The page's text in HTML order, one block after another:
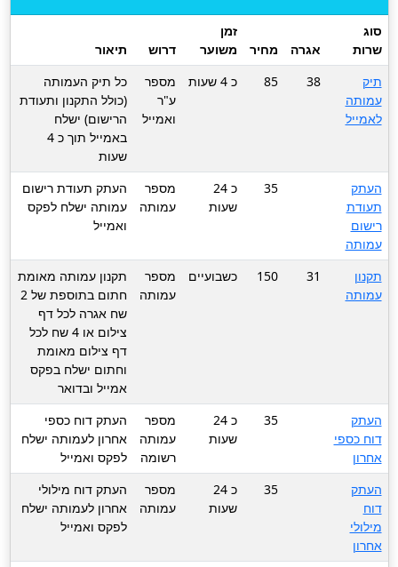
סוג
שרות
אגרה מחיר
זמן
משוער
דרוש
תיאור
תיק
עמותה
לאמייל
38
85 כ 4 שעות
מספר
ע"ר
ואמייל
כל תיק העמותה
(כולל התקנון ותעודת
הרישום) ישלח
באמייל תוך כ 4
שעות
העתק
תעודת
רישום
עמותה
35
כ 24
שעות
מספר
עמותה
העתק תעודת רישום
עמותה ישלח לפקס
ואמייל
תקנון
עמותה
31
150 כשבועיים
מספר
עמותה
תקנון עמותה מאומת
חתום בתוספת של 2
שח אגרה לכל דף
צילום או 4 שח לכל
דף צילום מאומת
וחתום ישלח בפקס
אמייל ובדואר
העתק
דוח כספי
אחרון
35
כ 24
שעות
מספר
עמותה
רשומה
העתק דוח כספי
אחרון לעמותה ישלח
לפקס ואמייל
העתק
דוח
מילולי
אחרון
35
כ 24
שעות
מספר
עמותה
העתק דוח מילולי
אחרון לעמותה ישלח
לפקס ואמייל